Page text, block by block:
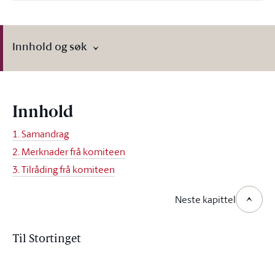
Innhold og søk
Innhold
1. Samandrag
2. Merknader frå komiteen
3. Tilråding frå komiteen
Neste kapittel
Til Stortinget